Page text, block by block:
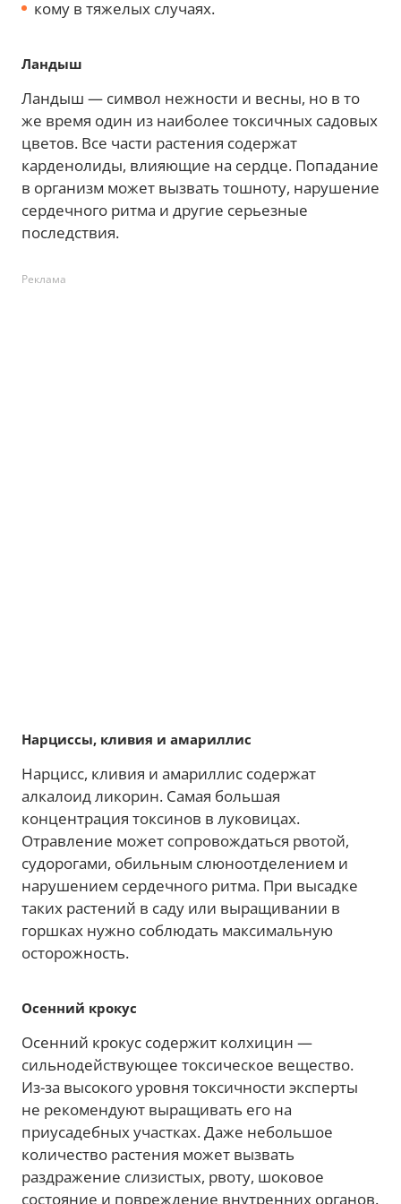
кому в тяжелых случаях.
Ландыш
Ландыш — символ нежности и весны, но в то
же время один из наиболее токсичных садовых
цветов. Все части растения содержат
карденолиды, влияющие на сердце. Попадание
в организм может вызвать тошноту, нарушение
сердечного ритма и другие серьезные
последствия.
Реклама
Нарциссы, кливия и амариллис
Нарцисс, кливия и амариллис содержат
алкалоид ликорин. Самая большая
концентрация токсинов в луковицах.
Отравление может сопровождаться рвотой,
судорогами, обильным слюноотделением и
нарушением сердечного ритма. При высадке
таких растений в саду или выращивании в
горшках нужно соблюдать максимальную
осторожность.
Осенний крокус
Осенний крокус содержит колхицин —
сильнодействующее токсическое вещество.
Из-за высокого уровня токсичности эксперты
не рекомендуют выращивать его на
приусадебных участках. Даже небольшое
количество растения может вызвать
раздражение слизистых, рвоту, шоковое
состояние и повреждение внутренних органов.